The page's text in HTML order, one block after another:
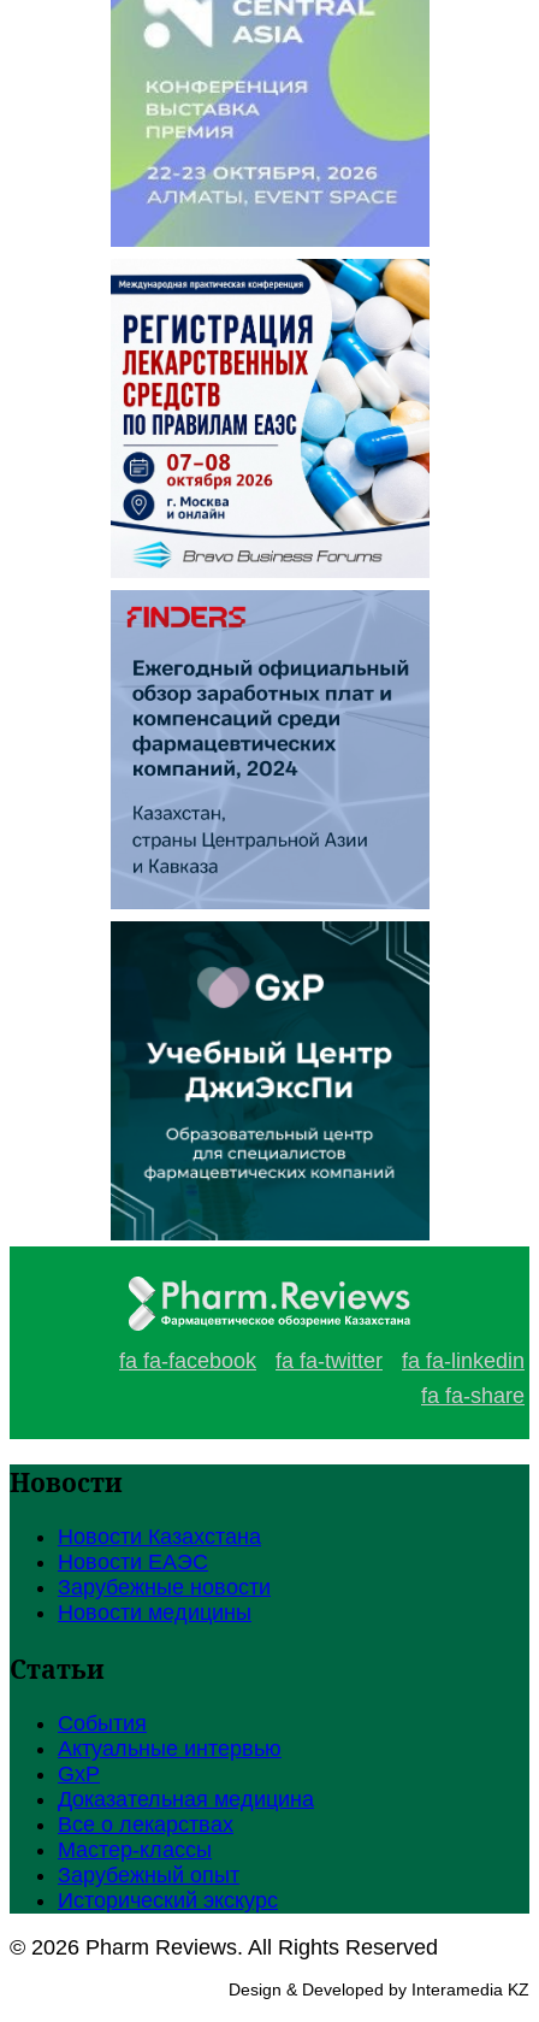
fa fa-facebook fa fa-twitter
fa fa-linkedin
fa fa-share
Новости
Новости Казахстана
Новости ЕАЭС
Зарубежные новости
Новости медицины
Статьи
События
Актуальные интервью
GxP
Доказательная медицина
Все о лекарствах
Мастер-классы
Зарубежный опыт
Исторический экскурс
© 2026 Pharm Reviews. All Rights Reserved
Design & Developed by Interamedia KZ